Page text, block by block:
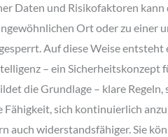
Daten und Risikofaktoren
Ort oder zu einer
Auf diese Weise entsteht
– ein
die Grundlage – klare
sich kontinuierlich
widerstandsfähiger. Sie